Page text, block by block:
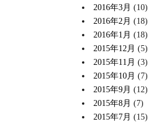
2016年3月 (10)
2016年2月 (18)
2016年1月 (18)
2015年12月 (5)
2015年11月 (3)
2015年10月 (7)
2015年9月 (12)
2015年8月 (7)
2015年7月 (15)